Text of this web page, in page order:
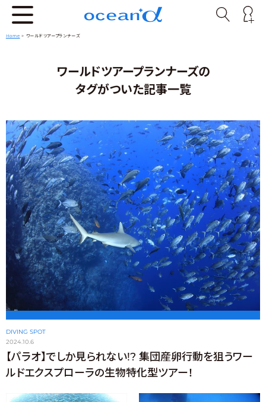
Home > ワールドツアープランナーズ
ワールドツアープランナーズの
タグがついた記事一覧
DIVING SPOT
2024.10.6
【パラオ】でしか見られない!? 集団産卵行動を狙うワー
ルドエクスプローラの生物特化型ツアー！